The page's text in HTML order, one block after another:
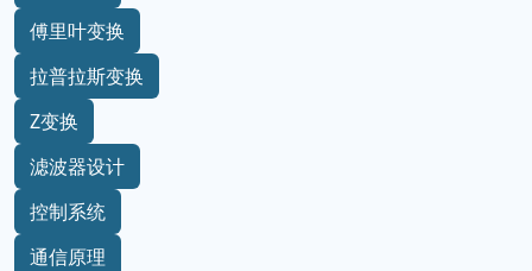
傅里叶变换
拉普拉斯变换
Z变换
滤波器设计
控制系统
通信原理